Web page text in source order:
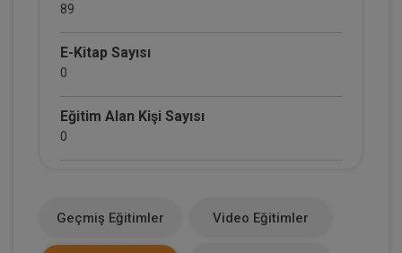
89
E-Kitap Sayısı
0
Eğitim Alan Kişi Sayısı
0
Makale Sayısı
Geçmiş Eğitimler Video Eğitimler